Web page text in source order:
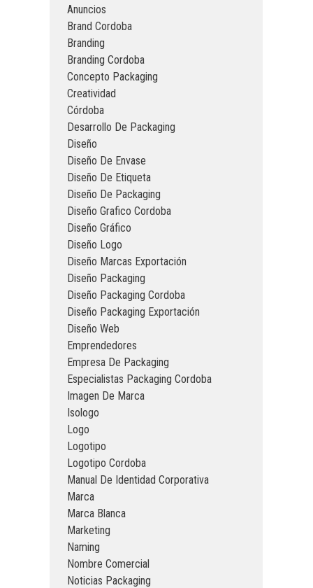
Anuncios
Brand Cordoba
Branding
Branding Cordoba
Concepto Packaging
Creatividad
Córdoba
Desarrollo De Packaging
Diseño
Diseño De Envase
Diseño De Etiqueta
Diseño De Packaging
Diseño Grafico Cordoba
Diseño Gráfico
Diseño Logo
Diseño Marcas Exportación
Diseño Packaging
Diseño Packaging Cordoba
Diseño Packaging Exportación
Diseño Web
Emprendedores
Empresa De Packaging
Especialistas Packaging Cordoba
Imagen De Marca
Isologo
Logo
Logotipo
Logotipo Cordoba
Manual De Identidad Corporativa
Marca
Marca Blanca
Marketing
Naming
Nombre Comercial
Noticias Packaging